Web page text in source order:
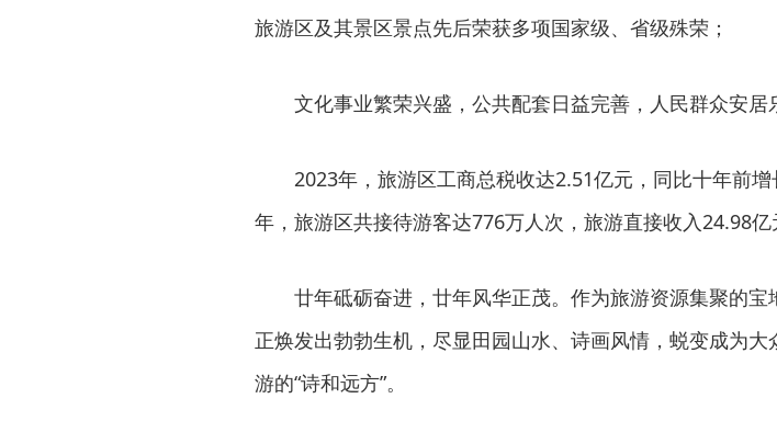
旅游区及其景区景点先后荣获多项国家级、省级殊荣；
文化事业繁荣兴盛，公共配套日益完善，人民群众安居
2023年，旅游区工商总税收达2.51亿元，同比十年前
年，旅游区共接待游客达776万人次，旅游直接收入24.98亿
廿年砥砺奋进，廿年风华正茂。作为旅游资源集聚的宝
正焕发出勃勃生机，尽显田园山水、诗画风情，蜕变成为大
游的“诗和远方”。